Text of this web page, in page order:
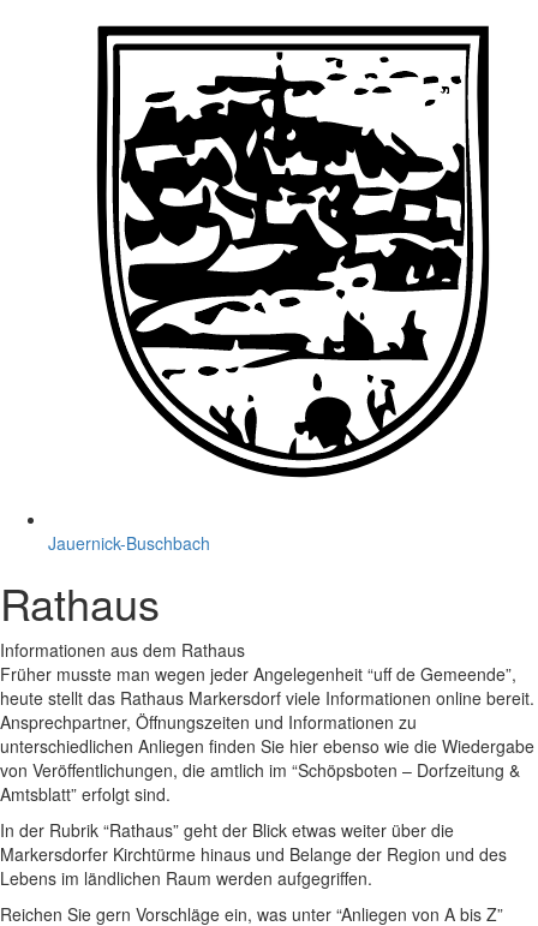
Jauernick-Buschbach
Rathaus
Informationen aus dem Rathaus
Früher musste man wegen jeder Angelegenheit “uff de Gemeende”,
heute stellt das Rathaus Markersdorf viele Informationen online bereit.
Ansprechpartner, Öffnungszeiten und Informationen zu
unterschiedlichen Anliegen finden Sie hier ebenso wie die Wiedergabe
von Veröffentlichungen, die amtlich im “Schöpsboten – Dorfzeitung &
Amtsblatt” erfolgt sind.
In der Rubrik “Rathaus” geht der Blick etwas weiter über die
Markersdorfer Kirchtürme hinaus und Belange der Region und des
Lebens im ländlichen Raum werden aufgegriffen.
Reichen Sie gern Vorschläge ein, was unter “Anliegen von A bis Z”